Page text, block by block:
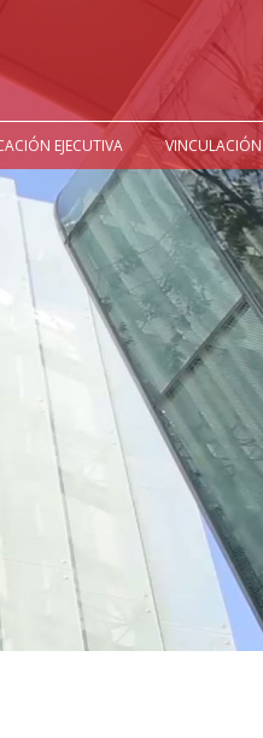
EJECUTIVA VINCULACIÓN